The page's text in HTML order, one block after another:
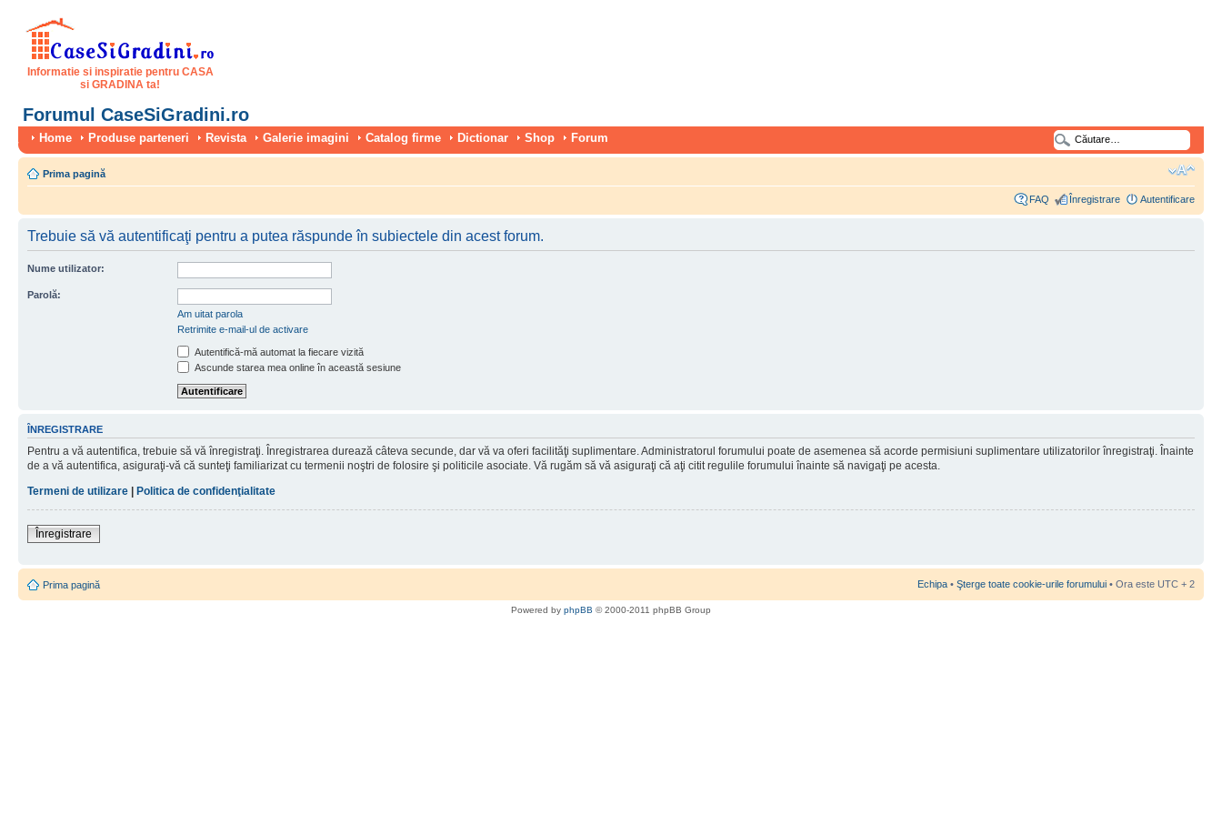
Informatie si inspiratie pentru CASA
si GRADINA ta!
Forumul CaseSiGradini.ro
Home Produse parteneri Revista Galerie imagini Catalog firme Dictionar Shop Forum
Prima pagină
FAQ Înregistrare Autentificare
Trebuie să vă autentificaţi pentru a putea răspunde în subiectele din acest forum.
Nume utilizator:
Parolă:
Am uitat parola
Retrimite e-mail-ul de activare
Autentifică-mă automat la fiecare vizită
Ascunde starea mea online în această sesiune
ÎNREGISTRARE
Pentru a vă autentifica, trebuie să vă înregistraţi. Înregistrarea durează câteva secunde, dar vă va oferi facilităţi suplimentare. Administratorul forumului poate de asemenea să acorde permisiuni suplimentare utilizatorilor înregistraţi. Înainte
de a vă autentifica, asiguraţi-vă că sunteţi familiarizat cu termenii noştri de folosire şi politicile asociate. Vă rugăm să vă asiguraţi că aţi citit regulile forumului înainte să navigaţi pe acesta.
Termeni de utilizare | Politica de confidenţialitate
Înregistrare
Prima pagină Echipa • Şterge toate cookie-urile forumului • Ora este UTC + 2
Powered by phpBB © 2000-2011 phpBB Group